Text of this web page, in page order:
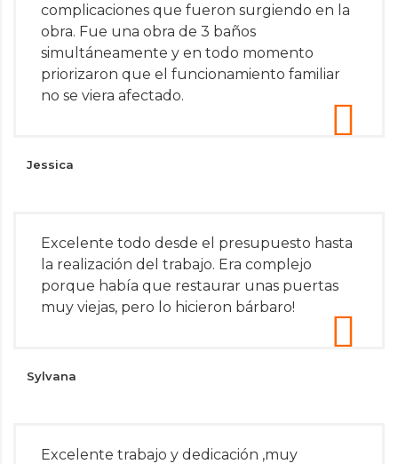
complicaciones que fueron surgiendo en la
obra. Fue una obra de 3 baños
simultáneamente y en todo momento
priorizaron que el funcionamiento familiar
no se viera afectado.
Jessica
Excelente todo desde el presupuesto hasta
la realización del trabajo. Era complejo
porque había que restaurar unas puertas
muy viejas, pero lo hicieron bárbaro!
Sylvana
Excelente trabajo y dedicación ,muy